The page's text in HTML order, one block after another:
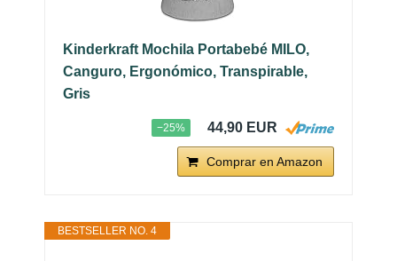
Kinderkraft Mochila Portabebé MILO,
Canguro, Ergonómico, Transpirable,
Gris
−25% 44,90 EUR
Comprar en Amazon
BESTSELLER NO. 4